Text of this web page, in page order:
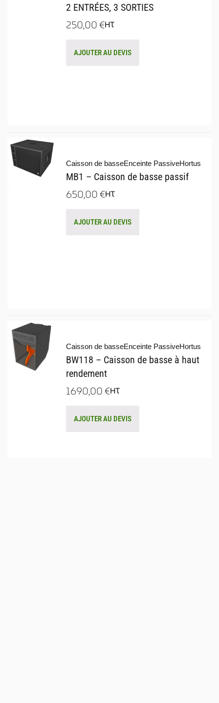
2 ENTRÉES, 3 SORTIES
250,00€HT
AJOUTER AU DEVIS
Caisson de basseEnceinte PassiveHortus
MB1 – Caisson de basse passif
650,00€HT
AJOUTER AU DEVIS
Caisson de basseEnceinte PassiveHortus
BW118 – Caisson de basse à haut
rendement
1690,00€HT
AJOUTER AU DEVIS